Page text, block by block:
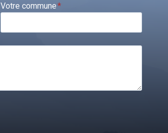
Votre commune*